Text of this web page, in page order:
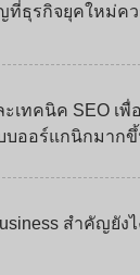
ที่ธุรกิจยุคใหม่คว
เทคนิค SEO เพื่
บออร์แกนิกมาก
สำคัญยัง